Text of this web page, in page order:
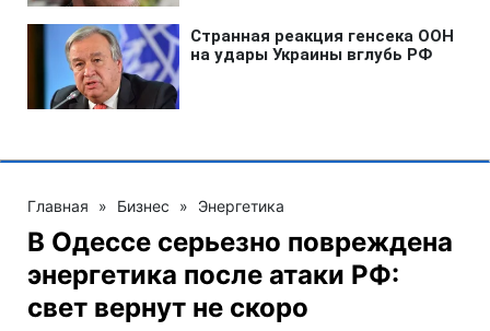
Главная » Бизнес » Энергетика
В Одессе серьезно повреждена
энергетика после атаки РФ:
свет вернут не скоро